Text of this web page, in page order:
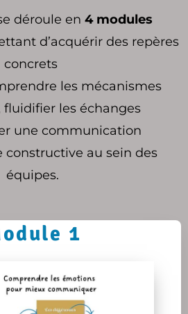
déroule en 4 modules
d’acquérir des repères
concrets
les mécanismes
fluidifier les échanges
une communication
constructive au sein des
équipes.
1